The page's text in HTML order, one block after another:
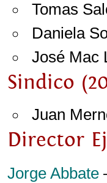
Tomas
Daniela
José Mac
Sindico
Juan
Director
Jorge Abbate